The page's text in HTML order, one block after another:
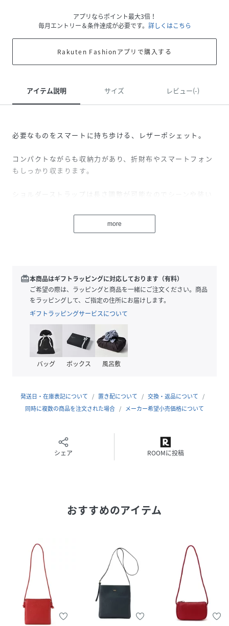
アプリならポイント最大3倍！
毎月エントリー＆条件達成が必要です。 詳しくはこちら
Rakuten Fashionアプリで購入する
アイテム説明 サイズ レビュー(-)
必要なものをスマートに持ち歩ける、レザーポシェット。
コンパクトながらも収納力があり、折財布やスマートフォン
もしっかり収まります。
ショルダーストラップは長さ調整が可能なのでシーンや装い
あらゆるスタイルに寄り添う、使い勝手の良いアイテムで
【内部】オープンポケット×1
【外部】-
【付属品】ショルダーベルト
性別タイプ ユニセックス
原産国 中国
サイズ フリー
more
redeem本商品はギフトラッピングに対応しております（有料）
ご希望の際は、ラッピングと商品を一緒にご注文ください。商品
をラッピングして、ご指定の住所にお届けします。
ギフトラッピングサービスについて
バッグ ボックス 風呂敷
発送日・在庫表記について 置き配について
交換・返品について
同時に複数の商品を注文された場合
メーカー希望小売価格について
シェア ROOMに投稿
おすすめのアイテム